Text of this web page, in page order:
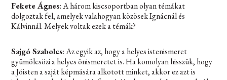
Fekete Ágnes: A három kiscsoportban olyan témákat
dolgoztak fel, amelyek valahogyan közösek Ignácnál és
Kálvinnál. Melyek voltak ezek a témák?
Sajgó Szabolcs: Az egyik az, hogy a helyes istenismeret
gyümölcsözi a helyes önismeretet is. Ha komolyan hisszük, hogy
a Jóisten a saját képmására alkotott minket, akkor ez azt is